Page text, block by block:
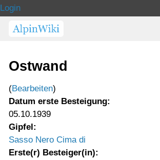
Login
Ostwand
(Bearbeiten)
Datum erste Besteigung:
05.10.1939
Gipfel:
Sasso Nero Cima di
Erste(r) Besteiger(in):